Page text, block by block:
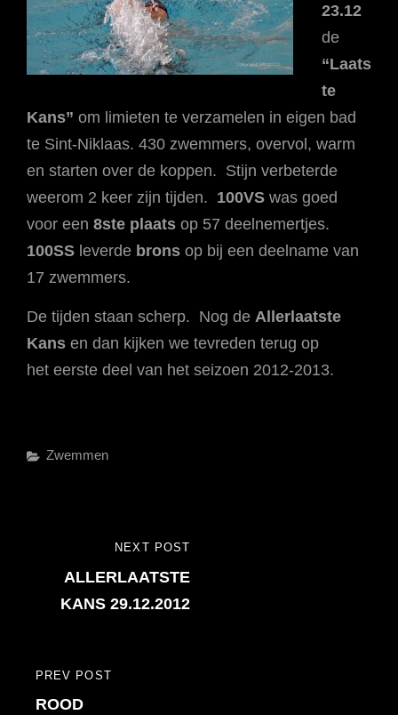
23.12
de
“Laats
te
Kans” om limieten te verzamelen in eigen bad
te Sint-Niklaas. 430 zwemmers, overvol, warm
en starten over de koppen. Stijn verbeterde
weerom 2 keer zijn tijden. 100VS was goed
voor een 8ste plaats op 57 deelnemertjes.
100SS leverde brons op bij een deelname van
17 zwemmers.
De tijden staan scherp. Nog de Allerlaatste
Kans en dan kijken we tevreden terug op
het eerste deel van het seizoen 2012-2013.
Categories
Zwemmen
navigatie
PREVIOUS
POST
PREV POST
ROOD
POST
NEXT POST
ALLERLAATSTE
KANS 29.12.2012